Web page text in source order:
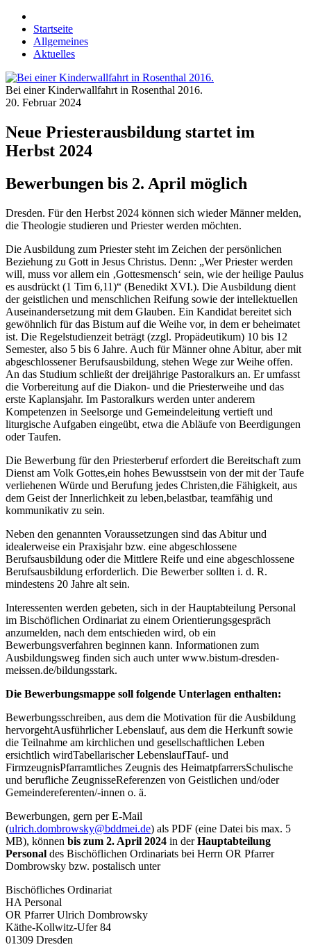
Startseite
Allgemeines
Aktuelles
Bei einer Kinderwallfahrt in Rosenthal 2016.
20. Februar 2024
Neue Priesterausbildung startet im
Herbst 2024
Bewerbungen bis 2. April möglich
Dresden. Für den Herbst 2024 können sich wieder Männer melden,
die Theologie studieren und Priester werden möchten.
Die Ausbildung zum Priester steht im Zeichen der persönlichen
Beziehung zu Gott in Jesus Christus. Denn: „Wer Priester werden
will, muss vor allem ein ‚Gottesmensch‘ sein, wie der heilige Paulus
es ausdrückt (1 Tim 6,11)“ (Benedikt XVI.). Die Ausbildung dient
der geistlichen und menschlichen Reifung sowie der intellektuellen
Auseinandersetzung mit dem Glauben. Ein Kandidat bereitet sich
gewöhnlich für das Bistum auf die Weihe vor, in dem er beheimatet
ist. Die Regelstudienzeit beträgt (zzgl. Propädeutikum) 10 bis 12
Semester, also 5 bis 6 Jahre. Auch für Männer ohne Abitur, aber mit
abgeschlossener Berufsausbildung, stehen Wege zur Weihe offen.
An das Studium schließt der dreijährige Pastoralkurs an. Er umfasst
die Vorbereitung auf die Diakon- und die Priesterweihe und das
erste Kaplansjahr. Im Pastoralkurs werden unter anderem
Kompetenzen in Seelsorge und Gemeindeleitung vertieft und
liturgische Aufgaben eingeübt, etwa die Abläufe von Beerdigungen
oder Taufen.
Die Bewerbung für den Priesterberuf erfordert die Bereitschaft zum
Dienst am Volk Gottes,ein hohes Bewusstsein von der mit der Taufe
verliehenen Würde und Berufung jedes Christen,die Fähigkeit, aus
dem Geist der Innerlichkeit zu leben,belastbar, teamfähig und
kommunikativ zu sein.
Neben den genannten Voraussetzungen sind das Abitur und
idealerweise ein Praxisjahr bzw. eine abgeschlossene
Berufsausbildung oder die Mittlere Reife und eine abgeschlossene
Berufsausbildung erforderlich. Die Bewerber sollten i. d. R.
mindestens 20 Jahre alt sein.
Interessenten werden gebeten, sich in der Hauptabteilung Personal
im Bischöflichen Ordinariat zu einem Orientierungsgespräch
anzumelden, nach dem entschieden wird, ob ein
Bewerbungsverfahren beginnen kann. Informationen zum
Ausbildungsweg finden sich auch unter www.bistum-dresden-
meissen.de/bildungsstark.
Die Bewerbungsmappe soll folgende Unterlagen enthalten:
Bewerbungsschreiben, aus dem die Motivation für die Ausbildung
hervorgehtAusführlicher Lebenslauf, aus dem die Herkunft sowie
die Teilnahme am kirchlichen und gesellschaftlichen Leben
ersichtlich wirdTabellarischer LebenslaufTauf- und
FirmzeugnisPfarramtliches Zeugnis des HeimatpfarrersSchulische
und berufliche ZeugnisseReferenzen von Geistlichen und/oder
Gemeindereferenten/-innen o. ä.
Bewerbungen, gern per E-Mail
(ulrich.dombrowsky@bddmei.de) als PDF (eine Datei bis max. 5
MB), können bis zum 2. April 2024 in derHauptabteilung
Personal des Bischöflichen Ordinariats bei Herrn OR Pfarrer
Dombrowsky bzw. postalisch unter
Bischöfliches Ordinariat
HA Personal
OR Pfarrer Ulrich Dombrowsky
Käthe-Kollwitz-Ufer 84
01309 Dresden